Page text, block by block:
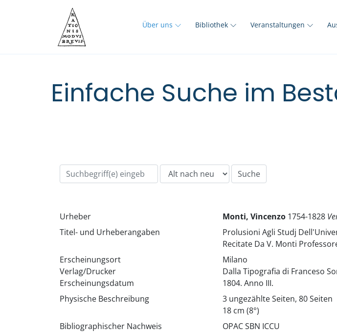
Über uns Bibliothek Veranstaltungen
Einfache Suche im
Urheber Monti, Vincenzo 1754-1828
Titel- und Urheberangaben
Prolusioni Agli Studj
Recitate Da V. Monti
Erscheinungsort
Verlag/Drucker
Erscheinungsdatum
Milano
Dalla Tipografia di Franceso
1804. Anno III.
Physische Beschreibung
3 ungezählte Seiten, 80 Seiten
18 cm (8°)
Bibliographischer Nachweis
OPAC SBN ICCU